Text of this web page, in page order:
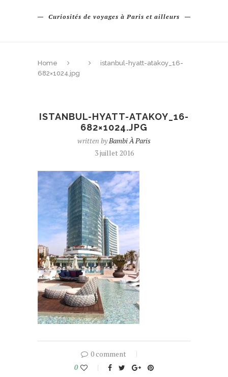
Curiosités de voyages à Paris et ailleurs
Home
istanbul-hyatt-atakoy_16-
682×1024.jpg
ISTANBUL-HYATT-ATAKOY_16-
682×1024.JPG
written byBambi À Paris
3 juillet 2016
0 comment
0